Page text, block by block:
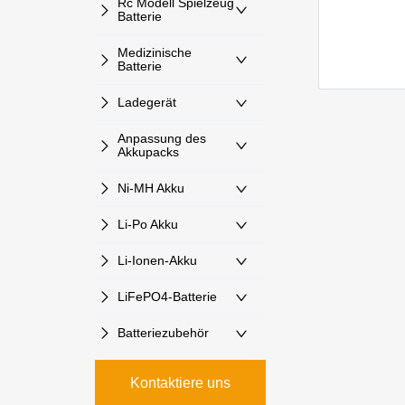
Rc Modell Spielzeug
Batterie
Medizinische
Batterie
Ladegerät
Anpassung des
Akkupacks
Ni-MH Akku
Li-Po Akku
Li-Ionen-Akku
LiFePO4-Batterie
Batteriezubehör
Kontaktiere uns